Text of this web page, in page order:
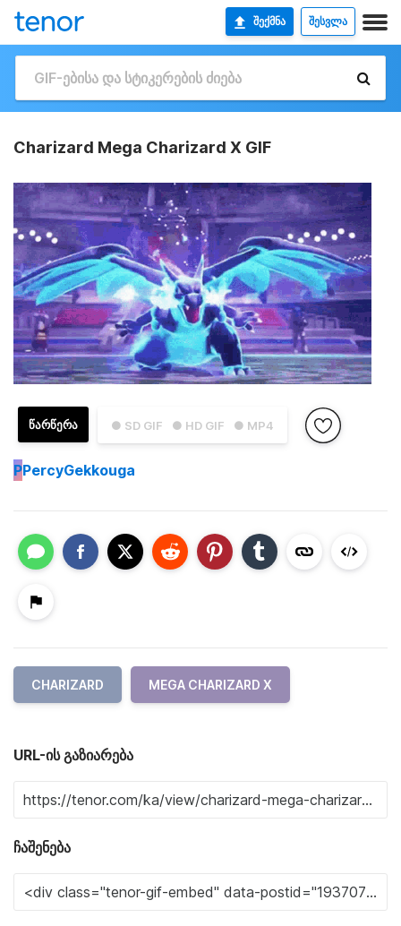
ᲨᲔᲥᲛᲜᲐ ᲨᲔᲡᲕᲚᲐ
Charizard Mega Charizard X GIF
● SD GIF ● HD GIF ● MP4
ᲬᲐᲠᲬᲔᲠᲐ
PPercyGekkouga
CHARIZARD MEGA CHARIZARD X
URL-ის გაზიარება
ჩაშენება